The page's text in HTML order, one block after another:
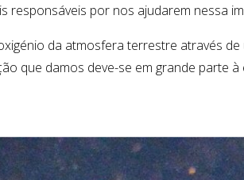
responsáveis por nos ajudarem nessa
da atmosfera terrestre através
que damos deve-se em grande parte à